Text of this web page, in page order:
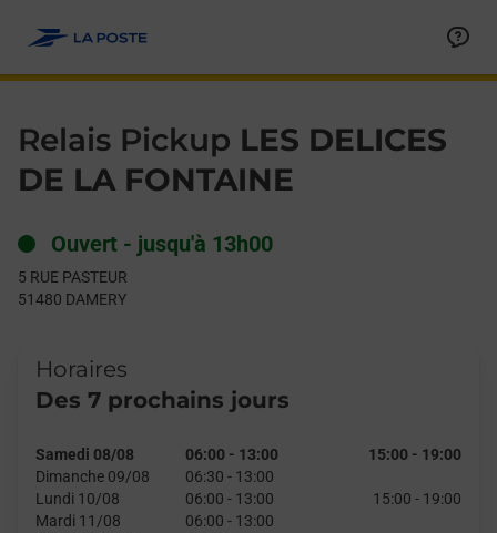
Relais Pickup LES DELICES
DE LA FONTAINE
Ouvert - jusqu'à 13h00
5 RUE PASTEUR
51480 DAMERY
Horaires
Des 7 prochains jours
Samedi 08/08 06:00 - 13:00 15:00 - 19:00
Dimanche 09/08
06:30 - 13:00
Lundi 10/08
06:00 - 13:00 15:00 - 19:00
Mardi 11/08
06:00 - 13:00